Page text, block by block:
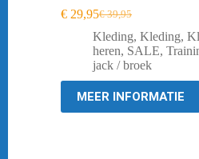
€39,95
Oorspronkelijke
prijs
was:
€ 39,95.
€ 29,95Huidige
prijs
is:
€ 29,95.
Kleding, Kleding,
heren, SALE,
jack / broek
MEER INFORMATIE